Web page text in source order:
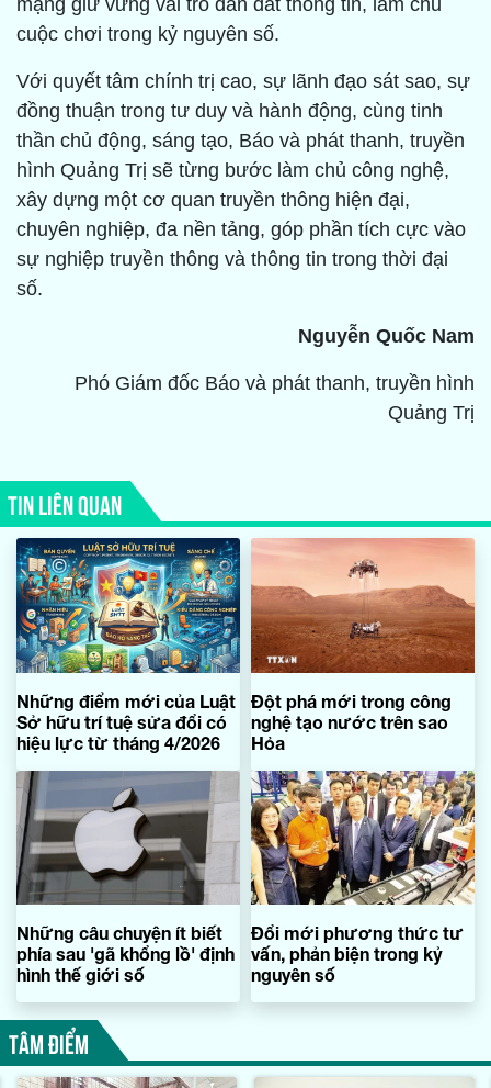
mạng giữ vững vai trò dẫn dắt thông tin, làm chủ
cuộc chơi trong kỷ nguyên số.
Với quyết tâm chính trị cao, sự lãnh đạo sát sao, sự
đồng thuận trong tư duy và hành động, cùng tinh
thần chủ động, sáng tạo, Báo và phát thanh, truyền
hình Quảng Trị sẽ từng bước làm chủ công nghệ,
xây dựng một cơ quan truyền thông hiện đại,
chuyên nghiệp, đa nền tảng, góp phần tích cực vào
sự nghiệp truyền thông và thông tin trong thời đại
số.
Nguyễn Quốc Nam
Phó Giám đốc Báo và phát thanh, truyền hình
Quảng Trị
TIN LIÊN QUAN
Những điểm mới của Luật
Sở hữu trí tuệ sửa đổi có
hiệu lực từ tháng 4/2026
Đột phá mới trong công
nghệ tạo nước trên sao
Hỏa
Những câu chuyện ít biết
phía sau 'gã khổng lồ' định
hình thế giới số
Đổi mới phương thức tư
vấn, phản biện trong kỷ
nguyên số
TÂM ĐIỂM